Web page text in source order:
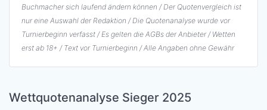
Buchmacher sich laufend ändern können / Der Quotenvergleich ist
nur eine Auswahl der Redaktion / Die Quotenanalyse wurde vor
Turnierbeginn verfasst / Es gelten die AGBs der Anbieter / Wetten
erst ab 18+ / Text vor Turnierbeginn / Alle Angaben ohne Gewähr
Wettquotenanalyse Sieger 2025